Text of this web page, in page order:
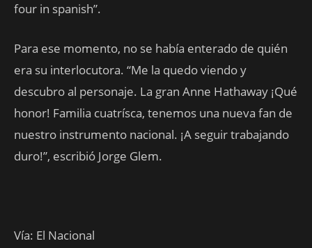
four in spanish”.
Para ese momento, no se había enterado de quién
era su interlocutora. “Me la quedo viendo y
descubro al personaje. La gran Anne Hathaway ¡Qué
honor! Familia cuatrísca, tenemos una nueva fan de
nuestro instrumento nacional. ¡A seguir trabajando
duro!”, escribió Jorge Glem.
Vía: El Nacional